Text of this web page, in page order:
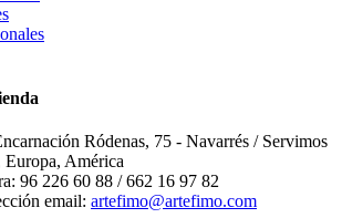
Ródenas, 75 - Navarrés / Servimos
Europa, América
96 226 60 88 / 662 16 97 82
email: artefimo@artefimo.com